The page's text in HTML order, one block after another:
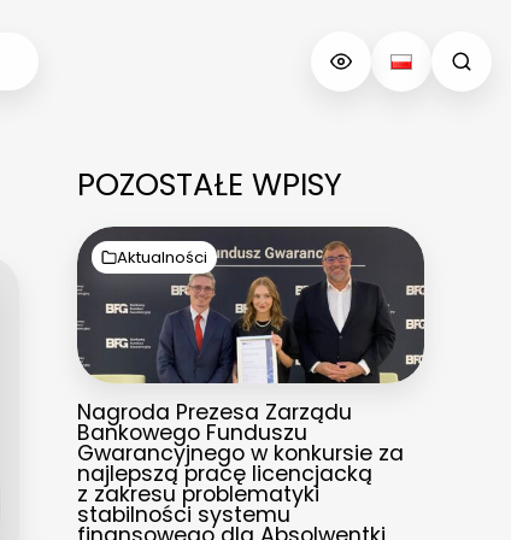
POZOSTAŁE WPISY
Nagroda Prezesa Zarządu
Bankowego Funduszu
Gwarancyjnego w konkursie za
najlepszą pracę licencjacką
z zakresu problematyki
stabilności systemu
Aktualności